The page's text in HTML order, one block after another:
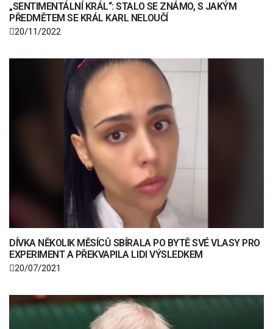
„SENTIMENTÁLNÍ KRÁL“: STALO SE ZNÁMO, S JAKÝM
PŘEDMĚTEM SE KRÁL KARL NELOUČÍ
20/11/2022
DÍVKA NĚKOLIK MĚSÍCŮ SBÍRALA PO BYTĚ SVÉ VLASY PRO
EXPERIMENT A PŘEKVAPILA LIDI VÝSLEDKEM
20/07/2021